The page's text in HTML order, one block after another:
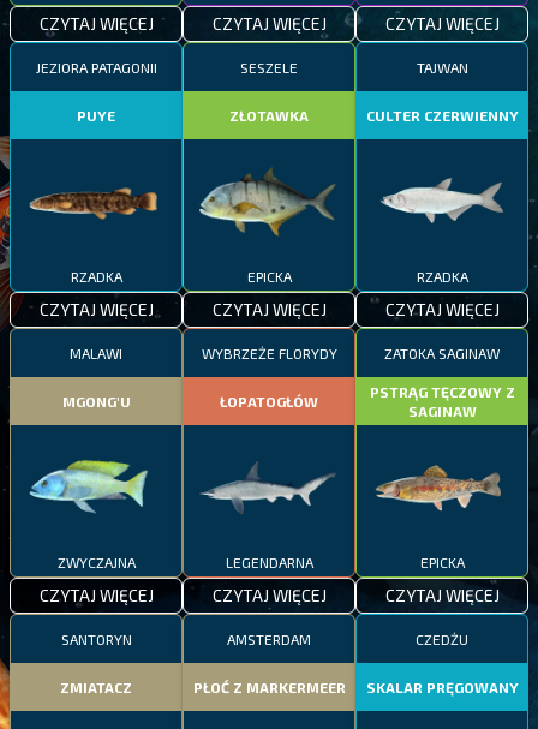
CZYTAJ WIĘCEJ CZYTAJ WIĘCEJ CZYTAJ WIĘCEJ
JEZIORA PATAGONII
PUYE
RZADKA
CZYTAJ WIĘCEJ
SESZELE
ZŁOTAWKA
EPICKA
CZYTAJ WIĘCEJ
TAJWAN
CULTER CZERWIENNY
RZADKA
CZYTAJ WIĘCEJ
MALAWI
MGONG'U
ZWYCZAJNA
CZYTAJ WIĘCEJ
WYBRZEŻE FLORYDY
ŁOPATOGŁÓW
LEGENDARNA
CZYTAJ WIĘCEJ
ZATOKA SAGINAW
PSTRĄG TĘCZOWY Z
SAGINAW
EPICKA
CZYTAJ WIĘCEJ
SANTORYN
ZMIATACZ
AMSTERDAM
PŁOĆ Z MARKERMEER
CZEDŻU
SKALAR PRĘGOWANY